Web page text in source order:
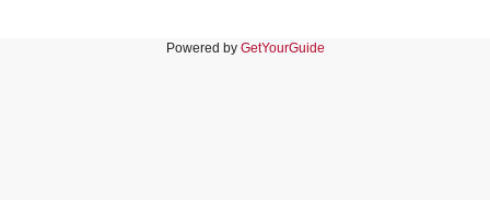
Powered by GetYourGuide